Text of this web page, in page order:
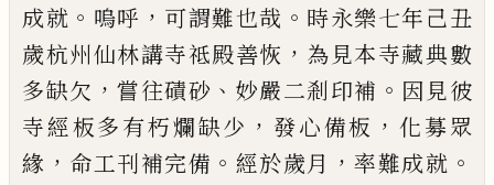
成就 。 嗚呼 ， 可謂難也哉 。 時永樂七年己丑
歲杭州仙林講寺祗殿善恢 ， 為見本寺藏典數
多缺欠 ，嘗往磧砂 、 妙嚴二剎印補 。 因見彼
寺經板多有朽爛缺少 ， 發心備板 ， 化募眾
緣 ， 命工刊補完備 。 經於歲月 ，率難成就 。